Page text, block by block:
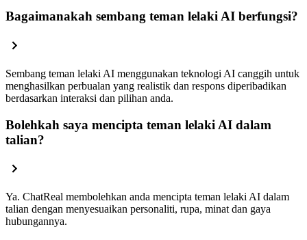
Bagaimanakah sembang teman lelaki AI berfungsi?
Sembang teman lelaki AI menggunakan teknologi AI canggih untuk
menghasilkan perbualan yang realistik dan respons diperibadikan
berdasarkan interaksi dan pilihan anda.
Bolehkah saya mencipta teman lelaki AI dalam
talian?
Ya. ChatReal membolehkan anda mencipta teman lelaki AI dalam
talian dengan menyesuaikan personaliti, rupa, minat dan gaya
hubungannya.